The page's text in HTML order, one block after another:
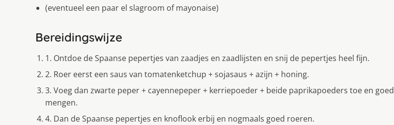
(eventueel een paar el slagroom of mayonaise)
Bereidingswijze
1. Ontdoe de Spaanse pepertjes van zaadjes en zaadlijsten en snij de pepertjes heel fijn.
2. Roer eerst een saus van tomatenketchup + sojasaus + azijn + honing.
3. Voeg dan zwarte peper + cayennepeper + kerriepoeder + beide paprikapoeders toe en goed
mengen.
4. Dan de Spaanse pepertjes en knoflook erbij en nogmaals goed roeren.